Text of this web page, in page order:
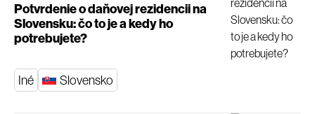
Potvrdenie o daňovej rezidencii na
Slovensku: čo to je a kedy ho
potrebujete?
Iné Slovensko